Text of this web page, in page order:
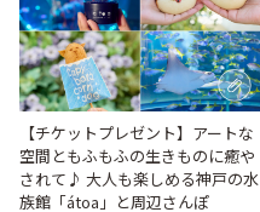
【チケットプレゼント】アートな
空間ともふもふの生きものに癒や
されて♪ 大人も楽しめる神戸の水
族館「átoa」と周辺さんぽ